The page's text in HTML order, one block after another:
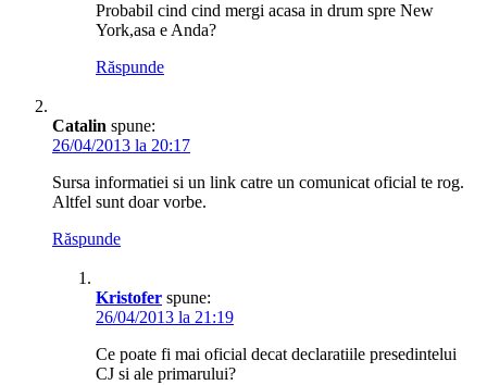
Probabil cind cind mergi acasa in drum spre New
York,asa e Anda?
Răspunde
Catalin spune:
26/04/2013 la 20:17
Sursa informatiei si un link catre un comunicat oficial te rog.
Altfel sunt doar vorbe.
Răspunde
Kristofer spune:
26/04/2013 la 21:19
Ce poate fi mai oficial decat declaratiile presedintelui
CJ si ale primarului?